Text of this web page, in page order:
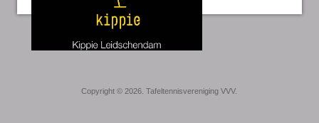
Copyright © 2026. Tafeltennisvereniging VVV.